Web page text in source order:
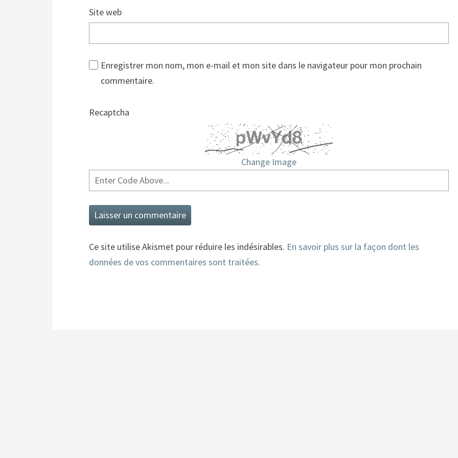
Site web
Enregistrer mon nom, mon e-mail et mon site dans le navigateur pour mon prochain
commentaire.
Recaptcha
Change Image
Ce site utilise Akismet pour réduire les indésirables. En savoir plus sur la façon dont les
données de vos commentaires sont traitées.